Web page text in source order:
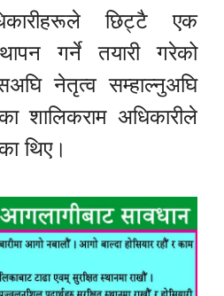
छिट्टै एक
गर्ने तयारी गरेको
नेतृत्व सम्हाल्नुअघि
शालिकराम अधिकारीले
थिए।